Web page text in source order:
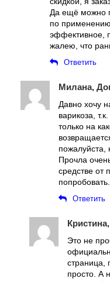
Да ещё можно
по
эффективное,
жалею, что
Ответить
Милана,
Давно хочу
варикоза,
только на
пожалуйста,
Прочла
средстве от
Ответить
Это не
страница,
просто. А